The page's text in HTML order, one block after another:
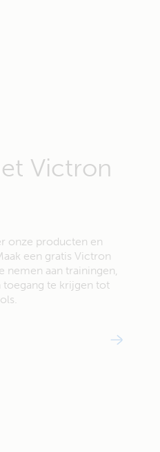
Victron
onze producten en
een gratis Victron
nemen aan trainingen,
te krijgen tot